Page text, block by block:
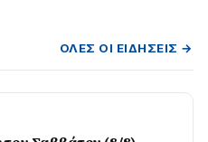
ΌΛΕΣ ΟΙ ΕΙΔΉΣΕΙΣ →